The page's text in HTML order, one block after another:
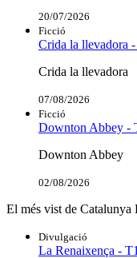
20/07/2026
Ficció
Crida la llevadora
Crida la llevadora
07/08/2026
Ficció
Downton Abbey -
Downton Abbey
02/08/2026
El més vist de Catalunya
Divulgació
La Renaixença -